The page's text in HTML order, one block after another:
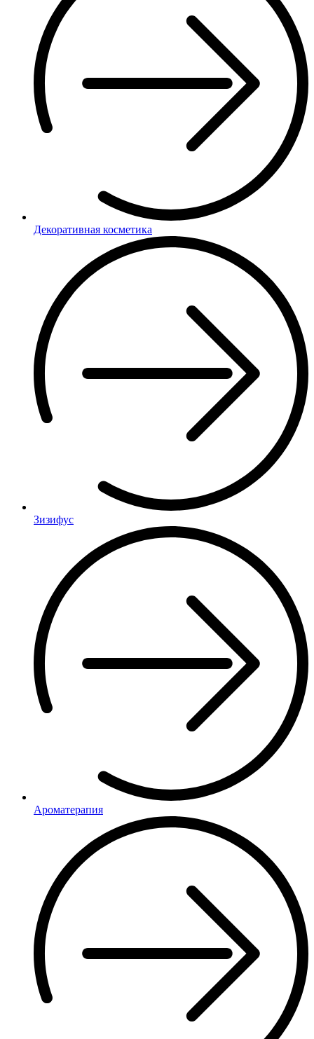
Декоративная косметика
Зизифус
Ароматерапия